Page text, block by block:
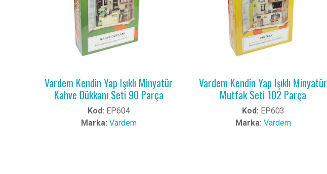
Vardem Kendin Yap Işıklı Minyatür
Kahve Dükkanı Seti 90 Parça
Kod: EP604
Marka: Vardem
Vardem Kendin Yap Işıklı Minyatür
Mutfak Seti 102 Parça
Kod: EP603
Marka: Vardem